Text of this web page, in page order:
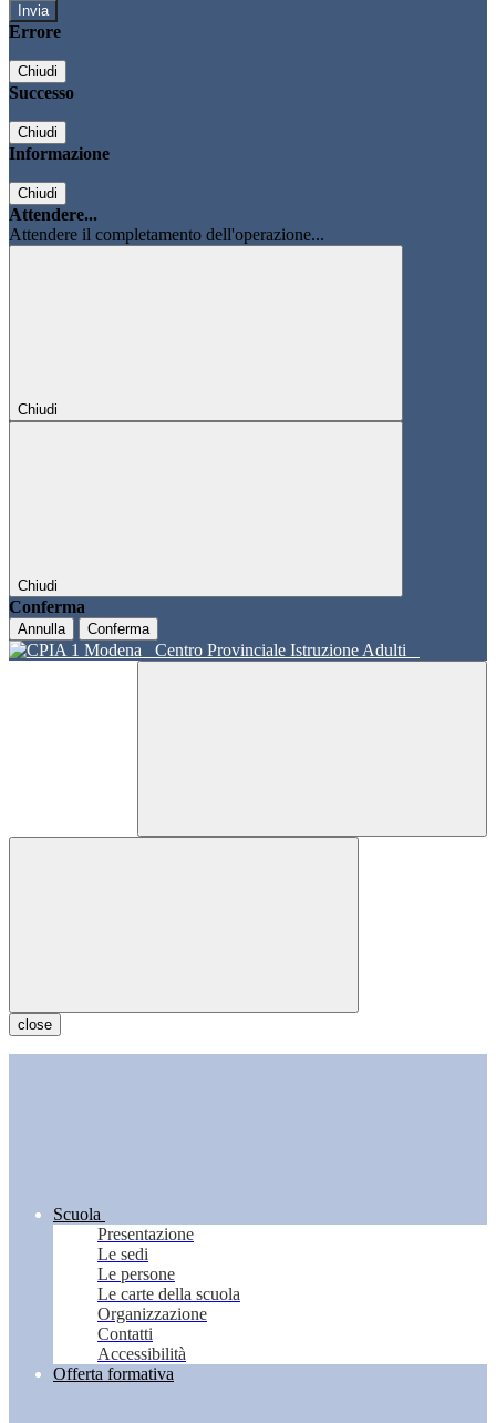
Errore
Chiudi
Successo
Chiudi
Informazione
Chiudi
Attendere...
Attendere il completamento dell'operazione...
Chiudi
Chiudi
Conferma
Annulla Conferma
Centro Provinciale Istruzione Adulti
close
Scuola
Presentazione
Le sedi
Le persone
Le carte della scuola
Organizzazione
Contatti
Accessibilità
Offerta formativa